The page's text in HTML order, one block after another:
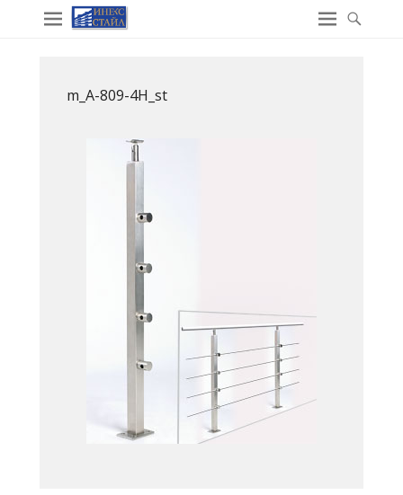
m_A-809-4H_st